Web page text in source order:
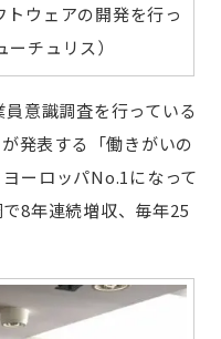
ウェアの開発を行っ
チュリス）
意識調査を行っている
発表する「働きがいの
ーロッパNo.1になって
8年連続増収、毎年25